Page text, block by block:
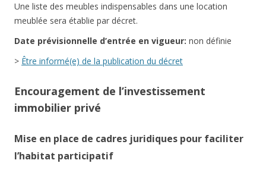
Une liste des meubles indispensables dans une location
meublée sera établie par décret.
Date prévisionnelle d’entrée en vigueur: non définie
> Être informé(e) de la publication du décret
Encouragement de l’investissement
immobilier privé
Mise en place de cadres juridiques pour faciliter
l’habitat participatif